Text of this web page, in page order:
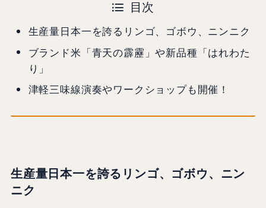
目次
生産量日本一を誇るリンゴ、ゴボウ、ニンニク
ブランド米「青天の霹靂」や新品種「はれわた
り」
津軽三味線演奏やワークショップも開催！
生産量日本一を誇るリンゴ、ゴボウ、ニン
ニク